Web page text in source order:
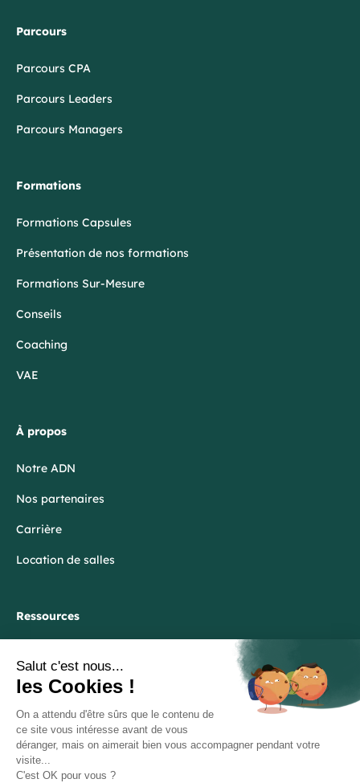
Parcours
Parcours CPA
Parcours Leaders
Parcours Managers
Formations
Formations Capsules
Présentation de nos formations
Formations Sur-Mesure
Conseils
Coaching
VAE
À propos
Notre ADN
Nos partenaires
Carrière
Location de salles
Ressources
FAQ
Lexique